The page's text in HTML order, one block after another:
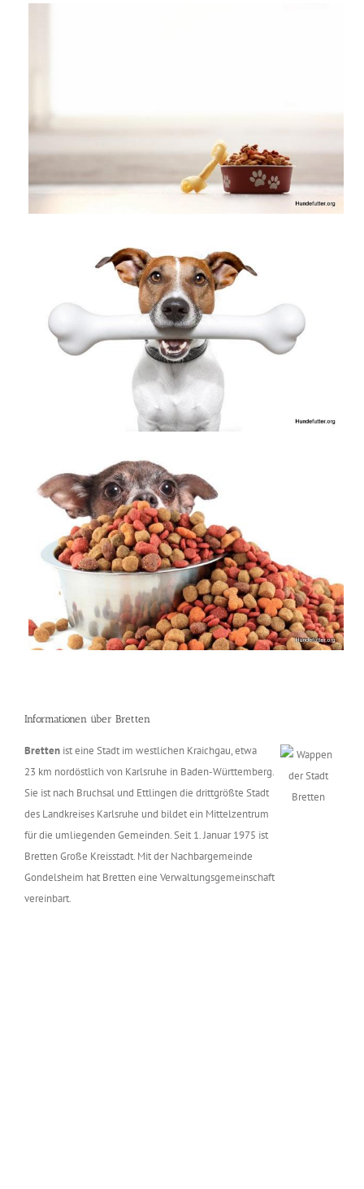
Informationen über Bretten
Bretten ist eine Stadt im westlichen Kraichgau, etwa
23 km nordöstlich von Karlsruhe in Baden-Württemberg.
Sie ist nach Bruchsal und Ettlingen die drittgrößte Stadt
des Landkreises Karlsruhe und bildet ein Mittelzentrum
für die umliegenden Gemeinden. Seit 1. Januar 1975 ist
Bretten Große Kreisstadt. Mit der Nachbargemeinde
Gondelsheim hat Bretten eine Verwaltungsgemeinschaft
vereinbart.